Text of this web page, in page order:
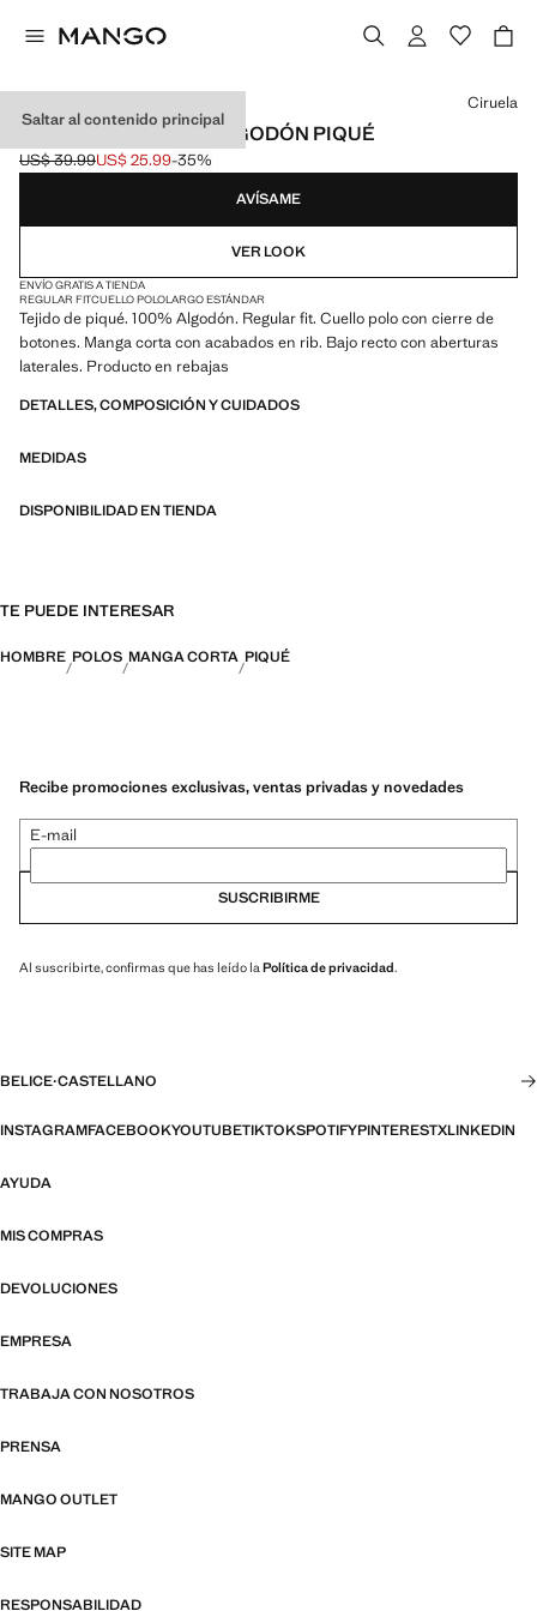
Saltar al contenido principal
POLO REGULAR FIT ALGODÓN PIQUÉ
Precio inicial tachado [US$ 39.99 ]
US$ 39.99
Precio actual [US$ 25.99 ]
US$ 25.99-35%
Selecciona un color
Ciruela
AVÍSAME
VER LOOK
ENVÍO GRATIS A TIENDA
REGULAR FITCUELLO POLOLARGO ESTÁNDAR
Tejido de piqué. 100% Algodón. Regular fit. Cuello polo con cierre de
botones. Manga corta con acabados en rib. Bajo recto con aberturas
laterales. Producto en rebajas
DETALLES, COMPOSICIÓN Y CUIDADOS
MEDIDAS
DISPONIBILIDAD EN TIENDA
TE PUEDE INTERESAR
HOMBRE POLOS MANGA CORTA PIQUÉ
Recibe promociones exclusivas, ventas privadas y novedades
E-mail
SUSCRIBIRME
Al suscribirte, confirmas que has leído la Política de privacidad.
BELICE·CASTELLANO
INSTAGRAMFACEBOOKYOUTUBETIKTOKSPOTIFYPINTERESTXLINKEDIN
AYUDA
MIS COMPRAS
DEVOLUCIONES
EMPRESA
TRABAJA CON NOSOTROS
PRENSA
MANGO OUTLET
SITE MAP
RESPONSABILIDAD